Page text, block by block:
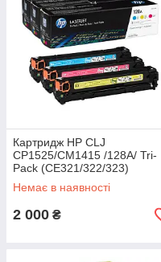
Картридж HP CLJ
CP1525/CM1415 /128A/ Tri-
Pack (CE321/322/323)
(CF371AM) (170344)
Немає в наявності
2 000 ₴